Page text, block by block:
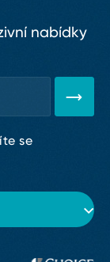
nabídky
se